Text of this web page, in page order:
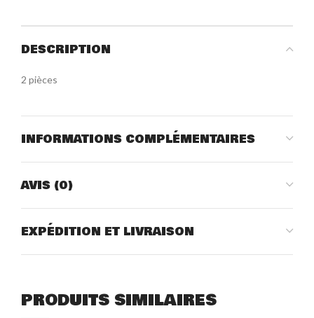
DESCRIPTION
2 pièces
INFORMATIONS COMPLÉMENTAIRES
AVIS (0)
EXPÉDITION ET LIVRAISON
PRODUITS SIMILAIRES